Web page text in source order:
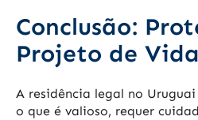
Conclusão:
Projeto de
A residência legal no
o que é valioso, requer